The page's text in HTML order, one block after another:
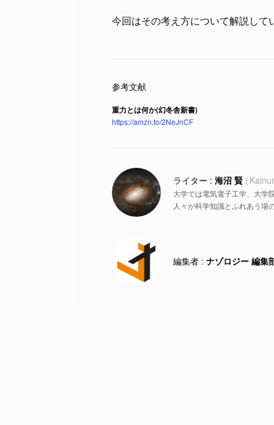
今回はその考え方について解説して
重力とは何か(幻冬舎新書)
https://amzn.to/2NeJnCF
海沼 賢
大学では電気電子工学、大学
人々が科学知識とふれあう場
ナゾロジー 編集